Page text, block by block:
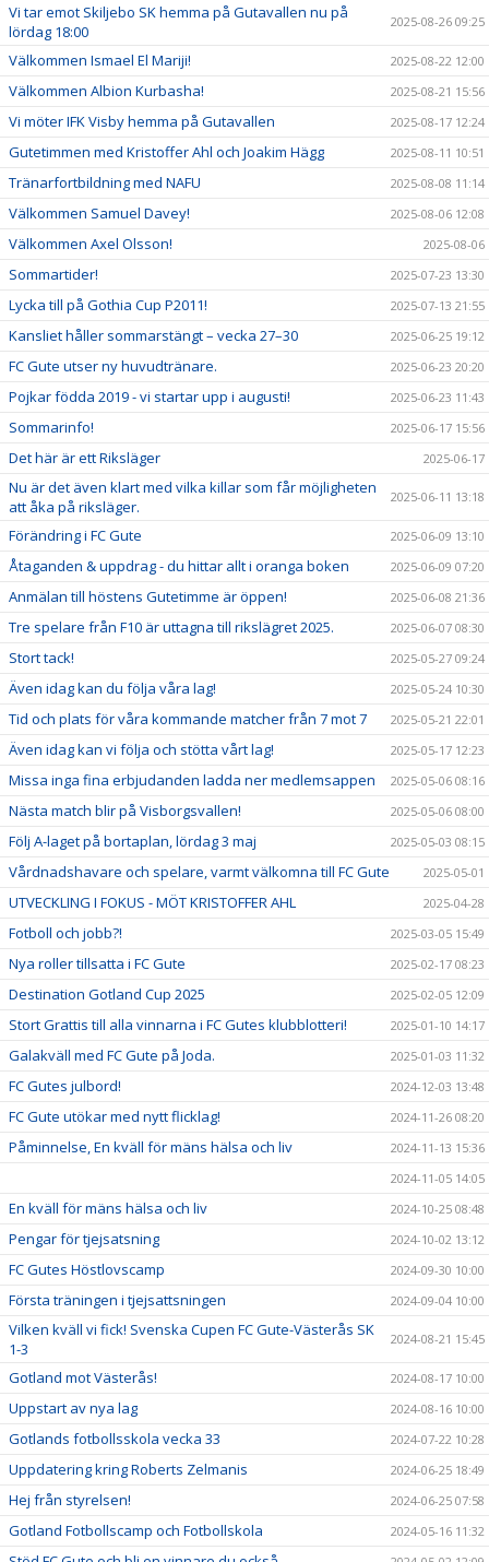
Vi tar emot Skiljebo SK hemma på Gutavallen nu på
lördag 18:00
2025-08-26 09:25
Välkommen Ismael El Mariji! 2025-08-22 12:00
Välkommen Albion Kurbasha! 2025-08-21 15:56
Vi möter IFK Visby hemma på Gutavallen 2025-08-17 12:24
Gutetimmen med Kristoffer Ahl och Joakim Hägg 2025-08-11 10:51
Tränarfortbildning med NAFU 2025-08-08 11:14
Välkommen Samuel Davey! 2025-08-06 12:08
Välkommen Axel Olsson! 2025-08-06
Sommartider! 2025-07-23 13:30
Lycka till på Gothia Cup P2011! 2025-07-13 21:55
Kansliet håller sommarstängt – vecka 27–30 2025-06-25 19:12
FC Gute utser ny huvudtränare. 2025-06-23 20:20
Pojkar födda 2019 - vi startar upp i augusti! 2025-06-23 11:43
Sommarinfo! 2025-06-17 15:56
Det här är ett Riksläger 2025-06-17
Nu är det även klart med vilka killar som får möjligheten
att åka på riksläger.
2025-06-11 13:18
Förändring i FC Gute 2025-06-09 13:10
Åtaganden & uppdrag - du hittar allt i oranga boken 2025-06-09 07:20
Anmälan till höstens Gutetimme är öppen! 2025-06-08 21:36
Tre spelare från F10 är uttagna till rikslägret 2025. 2025-06-07 08:30
Stort tack! 2025-05-27 09:24
Även idag kan du följa våra lag! 2025-05-24 10:30
Tid och plats för våra kommande matcher från 7 mot 7 2025-05-21 22:01
Även idag kan vi följa och stötta vårt lag! 2025-05-17 12:23
Missa inga fina erbjudanden ladda ner medlemsappen 2025-05-06 08:16
Nästa match blir på Visborgsvallen! 2025-05-06 08:00
Följ A-laget på bortaplan, lördag 3 maj 2025-05-03 08:15
Vårdnadshavare och spelare, varmt välkomna till FC Gute 2025-05-01
UTVECKLING I FOKUS - MÖT KRISTOFFER AHL 2025-04-28
Fotboll och jobb?! 2025-03-05 15:49
Nya roller tillsatta i FC Gute 2025-02-17 08:23
Destination Gotland Cup 2025 2025-02-05 12:09
Stort Grattis till alla vinnarna i FC Gutes klubblotteri! 2025-01-10 14:17
Galakväll med FC Gute på Joda. 2025-01-03 11:32
FC Gutes julbord! 2024-12-03 13:48
FC Gute utökar med nytt flicklag! 2024-11-26 08:20
Påminnelse, En kväll för mäns hälsa och liv
2024-11-13 15:36
2024-11-05 14:05
En kväll för mäns hälsa och liv 2024-10-25 08:48
Pengar för tjejsatsning 2024-10-02 13:12
FC Gutes Höstlovscamp 2024-09-30 10:00
Första träningen i tjejsattsningen 2024-09-04 10:00
Vilken kväll vi fick! Svenska Cupen FC Gute-Västerås SK
1-3
2024-08-21 15:45
Gotland mot Västerås! 2024-08-17 10:00
Uppstart av nya lag 2024-08-16 10:00
Gotlands fotbollsskola vecka 33 2024-07-22 10:28
Uppdatering kring Roberts Zelmanis 2024-06-25 18:49
Hej från styrelsen! 2024-06-25 07:58
Gotland Fotbollscamp och Fotbollskola 2024-05-16 11:32